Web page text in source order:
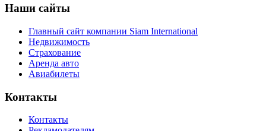
Наши сайты
Главный сайт компании Siam International
Недвижимость
Страхование
Аренда авто
Авиабилеты
Контакты
Контакты